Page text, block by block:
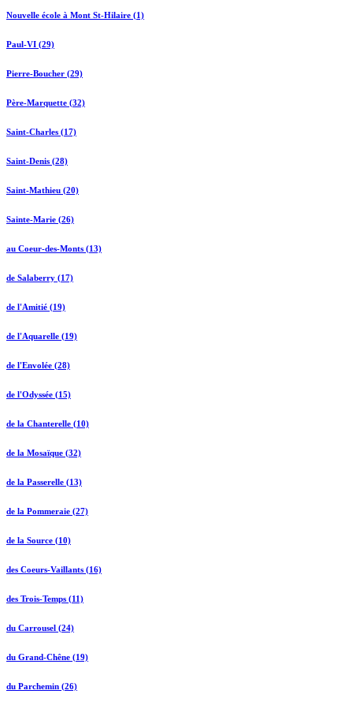
Nouvelle école à Mont St-Hilaire (1)
Paul-VI (29)
Pierre-Boucher (29)
Père-Marquette (32)
Saint-Charles (17)
Saint-Denis (28)
Saint-Mathieu (20)
Sainte-Marie (26)
au Coeur-des-Monts (13)
de Salaberry (17)
de l'Amitié (19)
de l'Aquarelle (19)
de l'Envolée (28)
de l'Odyssée (15)
de la Chanterelle (10)
de la Mosaïque (32)
de la Passerelle (13)
de la Pommeraie (27)
de la Source (10)
des Coeurs-Vaillants (16)
des Trois-Temps (11)
du Carrousel (24)
du Grand-Chêne (19)
du Parchemin (26)